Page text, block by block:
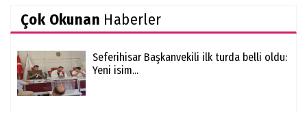
Çok Okunan Haberler
Seferihisar Başkanvekili ilk turda belli oldu:
Yeni isim...